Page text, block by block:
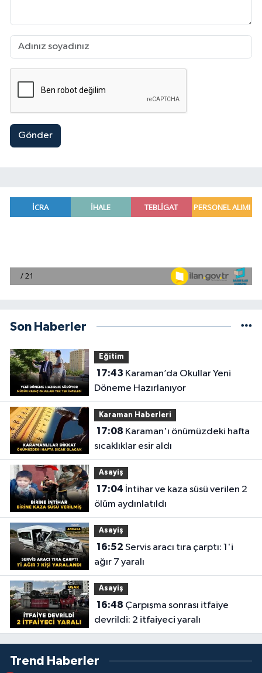
Gönder
Son Haberler
Eğitim
17:43
Döneme Hazırlanıyor
Karaman Haberleri
17:08
sıcaklıklar esir aldı
Asayiş
17:04
ölüm aydınlatıldı
Asayiş
16:52
ağır 7 yaralı
Asayiş
16:48
devrildi: 2 itfaiyeci yaralı
Trend Haberler